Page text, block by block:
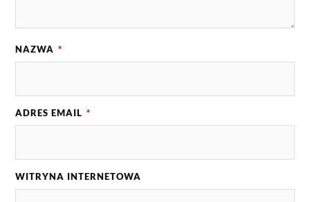
NAZWA *
ADRES EMAIL *
WITRYNA INTERNETOWA